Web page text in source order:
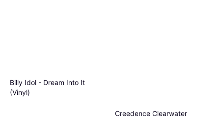
Billy Idol - Dream Into It
(Vinyl)
Creedence Clearwater